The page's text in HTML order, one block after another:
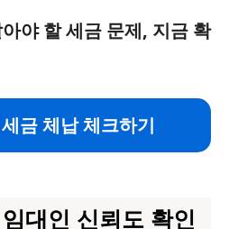
야 할 세금 문제, 지금 확
금 체납 체크하기
대인 신뢰도 확인